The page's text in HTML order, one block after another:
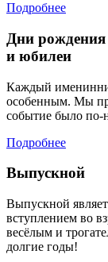
Подробнее
Дни рождения
и юбилеи
Каждый
особенным. Мы
событие было по-
Подробнее
Выпускной
Выпускной
вступлением во
весёлым и
долгие годы!